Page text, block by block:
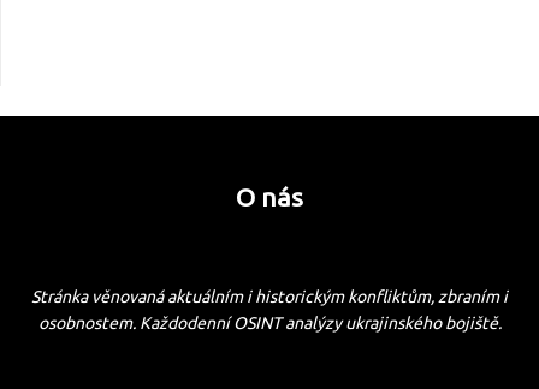
O nás
Stránka věnovaná aktuálním i historickým konfliktům, zbraním i
osobnostem. Každodenní OSINT analýzy ukrajinského bojiště.